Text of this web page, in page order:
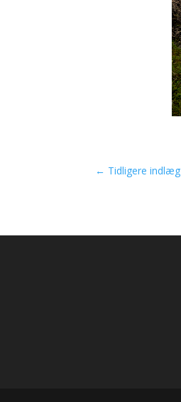
← Tidligere indlæg